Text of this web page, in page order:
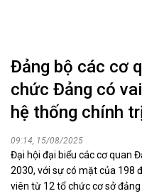
Đảng bộ các cơ
chức Đảng có
hệ thống chính
09:14, 15/08/2025
Đại hội đại biểu các cơ quan
2030, với sự có mặt của 198
viên từ 12 tổ chức cơ sở